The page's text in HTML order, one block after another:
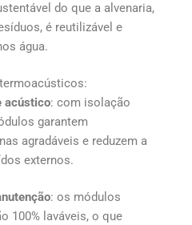
do que a alvenaria,
é reutilizável e
água.
acústico: com isolação
garantem
agradáveis e reduzem a
externos.
: os módulos
100% laváveis, o que